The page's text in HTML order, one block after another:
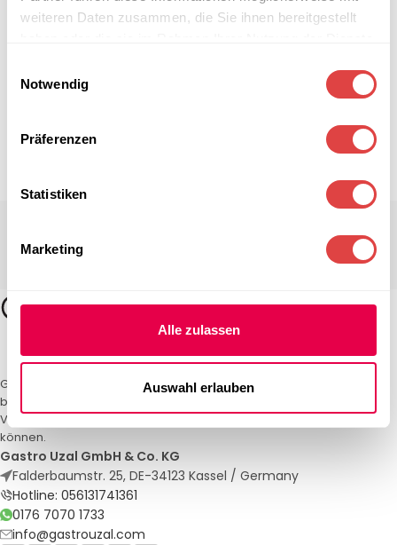
weiteren Daten zusammen, die Sie ihnen bereitgestellt
Notwendig
Präferenzen
Statistiken
Marketing
Alle zulassen
Auswahl erlauben
Gastro Uzal – Ihr Spezialist für Gastronomiemöbel und -textilien. Wir
bieten maßgeschneiderte Lösungen für Restaurants, Hotels und
Veranstaltungen. Qualität und Service, auf die Sie sich verlassen
können.
Gastro Uzal GmbH & Co. KG
Falderbaumstr. 25, DE-34123 Kassel / Germany
Hotline: 056131741361
0176 7070 1733
info@gastrouzal.com